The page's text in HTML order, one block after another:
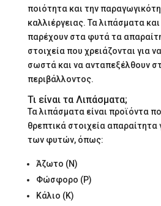
ποιότητα και την
καλλιέργειας. Τα λιπάσματα
παρέχουν στα φυτά τα
στοιχεία που χρειάζονται για
σωστά και να ανταπεξέλθουν
περιβάλλοντος.
Τι είναι τα Λιπάσματα;
Τα λιπάσματα είναι προϊόντα
θρεπτικά στοιχεία απαραίτητα
των φυτών, όπως:
Άζωτο (Ν)
Φώσφορο (Ρ)
Κάλιο (Κ)